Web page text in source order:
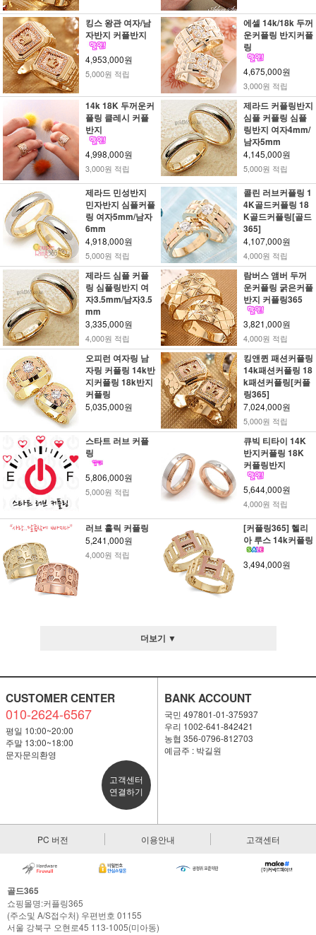
킹스 왕관 여자/남
자반지 커플반지
4,953,000원
5,000원 적립
에셀 14k/18k 두꺼
운커플링 반지커플
링
4,675,000원
3,000원 적립
14k 18K 두꺼운커
플링 클레시 커플
반지
4,998,000원
3,000원 적립
제라드 커플링반지
심플 커플링 심플
링반지 여자4mm/
남자5mm
4,145,000원
5,000원 적립
제라드 민성반지
민자반지 심플커플
링 여자5mm/남자
6mm
4,918,000원
5,000원 적립
콜린 러브커플링 1
4K골드커플링 18
K골드커플링[골드
365]
4,107,000원
4,000원 적립
제라드 심플 커플
링 심플링반지 여
자3.5mm/남자3.5
mm
3,335,000원
4,000원 적립
람버스 앰버 두꺼
운커플링 굵은커플
반지 커플링365
3,821,000원
4,000원 적립
오피런 여자링 남
자링 커플링 14k반
지커플링 18k반지
커플링
5,035,000원
킹앤퀸 패션커플링
14k패션커플링 18
k패션커플링[커플
링365]
7,024,000원
5,000원 적립
스타트 러브 커플
링
5,806,000원
5,000원 적립
큐빅 티타이 14K
반지커플링 18K
커플링반지
5,644,000원
4,000원 적립
러브 홀릭 커플링
5,241,000원
4,000원 적립
[커플링365] 헬리
아 루스 14k커플링
3,494,000원
더보기 ▼
CUSTOMER CENTER
010-2624-6567
평일 10:00~20:00
주말 13:00~18:00
문자문의환영
고객센터
연결하기
BANK ACCOUNT
국민 497801-01-375937
우리 1002-641-842421
농협 356-0796-812703
예금주 : 박길원
PC 버전 이용안내 고객센터
골드365
쇼핑몰명:커플링365
(주소및 A/S접수처) 우편번호 01155
서울 강북구 오현로45 113-1005(미아동)